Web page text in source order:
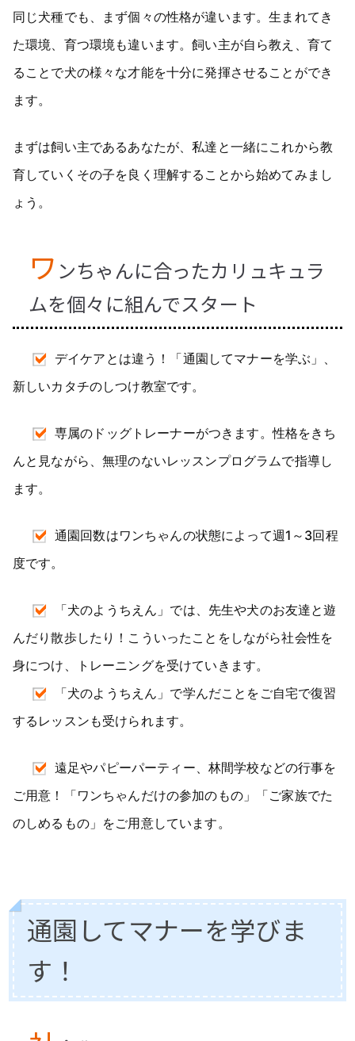
同じ犬種でも、まず個々の性格が違います。生まれてき
た環境、育つ環境も違います。飼い主が自ら教え、育て
ることで犬の様々な才能を十分に発揮させることができ
ます。
まずは飼い主であるあなたが、私達と一緒にこれから教
育していくその子を良く理解することから始めてみまし
ょう。
ワ ンちゃんに合ったカリュキュラ
ムを個々に組んでスタート
デイケアとは違う！「通園してマナーを学ぶ」、
新しいカタチのしつけ教室です。
専属のドッグトレーナーがつきます。性格をきち
んと見ながら、無理のないレッスンプログラムで指導し
ます。
通園回数はワンちゃんの状態によって週1～3回程
度です。
「犬のようちえん」では、先生や犬のお友達と遊
んだり散歩したり！こういったことをしながら社会性を
身につけ、トレーニングを受けていきます。
「犬のようちえん」で学んだことをご自宅で復習
するレッスンも受けられます。
遠足やパピーパーティー、林間学校などの行事を
ご用意！「ワンちゃんだけの参加のもの」「ご家族でた
のしめるもの」をご用意しています。
通園してマナーを学びま
す！